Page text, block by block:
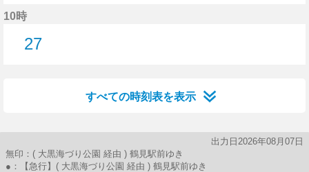
10時
27
すべての時刻表を表示
出力日2026年08月07日
無印：( 大黒海づり公園 経由 ) 鶴見駅前ゆき
●：【急行】( 大黒海づり公園 経由 ) 鶴見駅前ゆき